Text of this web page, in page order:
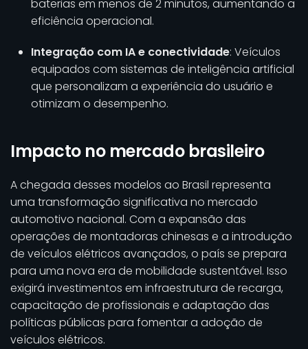
baterias em menos de 2 minutos, aumentando a
eficiência operacional.
Integração com IA e conectividade: Veículos
equipados com sistemas de inteligência artificial
que personalizam a experiência do usuário e
otimizam o desempenho.
Impacto no mercado brasileiro
A chegada desses modelos ao Brasil representa
uma transformação significativa no mercado
automotivo nacional. Com a expansão das
operações de montadoras chinesas e a introdução
de veículos elétricos avançados, o país se prepara
para uma nova era de mobilidade sustentável. Isso
exigirá investimentos em infraestrutura de recarga,
capacitação de profissionais e adaptação das
políticas públicas para fomentar a adoção de
veículos elétricos.